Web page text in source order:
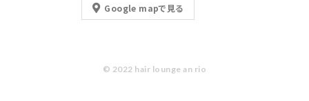
Google mapで見る
© 2022 hair lounge an rio